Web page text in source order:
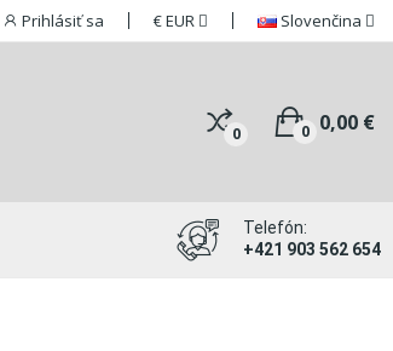
Prihlásiť sa €EUR Slovenčina
0 0,00 €
0
Telefón:
+421 903 562 654